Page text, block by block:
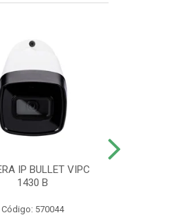
IP BULLET VIPC
1430 B
Código: 570044